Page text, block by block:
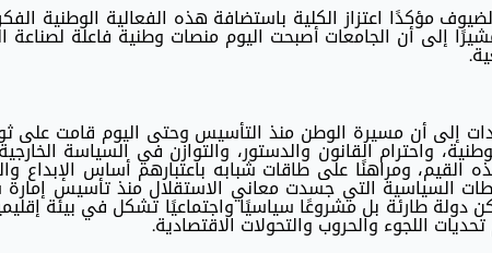
مؤكدًا اعتزاز الكلية باستضافة هذه الفعالية الوطنية
إلى أن الجامعات أصبحت اليوم منصات وطنية فاعلة
إلى أن مسيرة الوطن منذ التأسيس وحتى اليوم قامت على
واحترام القانون والدستور، والتوازن في السياسة
ومراهنًا على طاقات شبابه باعتبارهم أساس الإبداع
السياسية التي جسدت معاني الاستقلال منذ تأسيس
يكن دولة طارئة بل مشروعًا سياسيًا واجتماعيًا تشكل في بيئة
اللجوء والحروب والتحولات الاقتصادية.